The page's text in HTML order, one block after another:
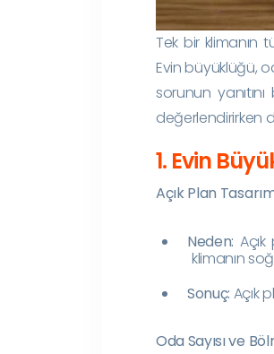
Tek bir klimanın
Evin büyüklüğü,
sorunun
değerlendirirken
1. Evin
Açık Plan
Neden:
klimanın
Sonuç: Açık
Oda Sayısı ve